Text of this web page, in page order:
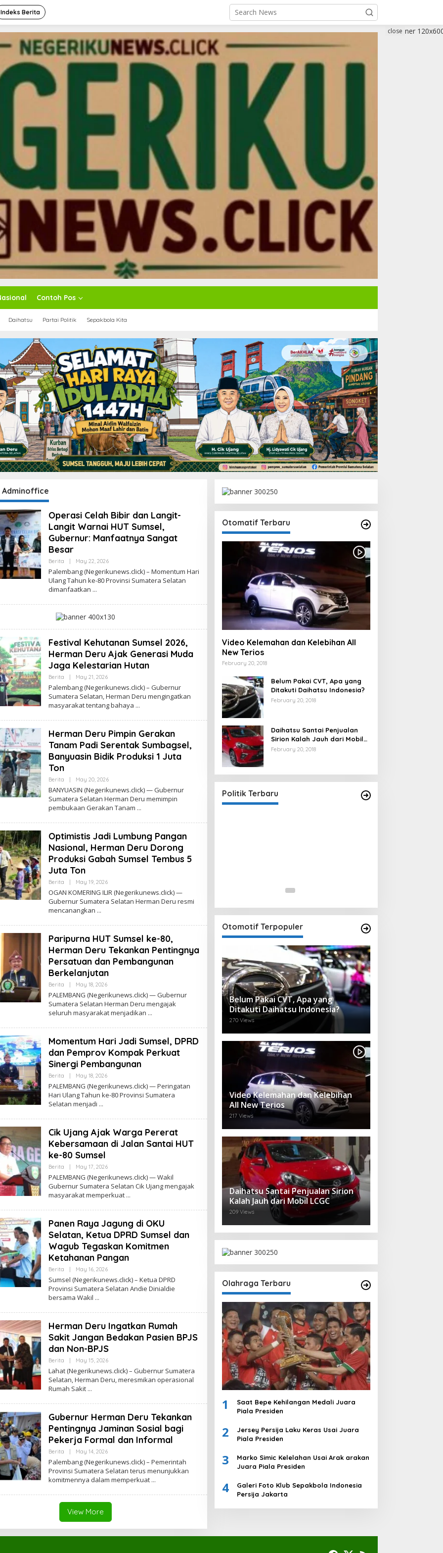
Indeks Berita
Contoh Pos
Daihatsu Partai Politik Sepakbola Kita
close
Adminoffice
Operasi Celah Bibir dan Langit-
Langit Warnai HUT Sumsel,
Gubernur: Manfaatnya Sangat
Besar
Berita May 22, 2026B
A
D
N
Ff
C
Palembang (Negerikunews.click) – Momentum Hari
Ulang Tahun ke-80 Provinsi Sumatera Selatan
dimanfaatkan
Festival Kehutanan Sumsel 2026,
Herman Deru Ajak Generasi Muda
Jaga Kelestarian Hutan
Berita May 21, 2026B
A
D
M
N
Ff
C
E
Palembang (Negerikunews.click) – Gubernur
Sumatera Selatan, Herman Deru mengingatkan
masyarakat tentang bahaya
Herman Deru Pimpin Gerakan
Tanam Padi Serentak Sumbagsel,
Banyuasin Bidik Produksi 1 Juta
Ton
Berita May 20, 2026B
A
D
M
N
Ff
C
E
BANYUASIN (Negerikunews.click) — Gubernur
Sumatera Selatan Herman Deru memimpin
pembukaan Gerakan Tanam
Optimistis Jadi Lumbung Pangan
Nasional, Herman Deru Dorong
Produksi Gabah Sumsel Tembus 5
Juta Ton
Berita May 19, 2026B
Y
A
D
N
Ff
E
OGAN KOMERING ILIR (Negerikunews.click) —
Gubernur Sumatera Selatan Herman Deru resmi
mencanangkan
Paripurna HUT Sumsel ke-80,
Herman Deru Tekankan Pentingnya
Persatuan dan Pembangunan
Berkelanjutan
Berita May 18, 2026B
Y
A
D
M
N
Ff
C
E
PALEMBANG (Negerikunews.click) — Gubernur
Sumatera Selatan Herman Deru mengajak
seluruh masyarakat menjadikan
Momentum Hari Jadi Sumsel, DPRD
dan Pemprov Kompak Perkuat
Sinergi Pembangunan
Berita May 18, 2026B
Y
A
D
N
Ff
C
PALEMBANG (Negerikunews.click) — Peringatan
Hari Ulang Tahun ke-80 Provinsi Sumatera
Selatan menjadi
Cik Ujang Ajak Warga Pererat
Kebersamaan di Jalan Santai HUT
ke-80 Sumsel
Berita May 17, 2026B
Y
A
D
M
N
Ff
C
E
PALEMBANG (Negerikunews.click) — Wakil
Gubernur Sumatera Selatan Cik Ujang mengajak
masyarakat memperkuat
Panen Raya Jagung di OKU
Selatan, Ketua DPRD Sumsel dan
Wagub Tegaskan Komitmen
Ketahanan Pangan
Berita May 16, 2026B
A
D
N
Ff
C
E
Sumsel (Negerikunews.click) – Ketua DPRD
Provinsi Sumatera Selatan Andie Dinialdie
bersama Wakil
Herman Deru Ingatkan Rumah
Sakit Jangan Bedakan Pasien BPJS
dan Non-BPJS
Berita May 15, 2026B
A
D
N
Ff
C
E
Lahat (Negerikunews.click) – Gubernur Sumatera
Selatan, Herman Deru, meresmikan operasional
Rumah Sakit
Gubernur Herman Deru Tekankan
Pentingnya Jaminan Sosial bagi
Pekerja Formal dan Informal
Berita May 14, 2026B
A
D
M
N
C
E
Palembang (Negerikunews.click) – Pemerintah
Provinsi Sumatera Selatan terus menunjukkan
komitmennya dalam memperkuat
View More
Otomatif Terbaru
Video Kelemahan dan Kelebihan All
New Terios
February 20, 2018
Belum Pakai CVT, Apa yang
Ditakuti Daihatsu Indonesia?
February 20, 2018
Daihatsu Santai Penjualan
Sirion Kalah Jauh dari Mobil
LCGC
February 20, 2018
Politik Terbaru
Ini Dia Hubungan Partai Garuda
dengan Gerindra
In Berita, Politik
Strategi PPP Menangkan Duet
Ganjar dan Gus Yasin
In Berita, Politik |
Otomotif Terpopuler
Belum Pakai CVT, Apa yang
Ditakuti Daihatsu Indonesia?
270 Views
Video Kelemahan dan Kelebihan
All New Terios
217 Views
Daihatsu Santai Penjualan Sirion
Kalah Jauh dari Mobil LCGC
209 Views
Olahraga Terbaru
1
Saat Bepe Kehilangan Medali Juara
Piala Presiden
2
Jersey Persija Laku Keras Usai Juara
Piala Presiden
3
Marko Simic Kelelahan Usai Arak arakan
Juara Piala Presiden
4
Galeri Foto Klub Sepakbola Indonesia
Persija Jakarta